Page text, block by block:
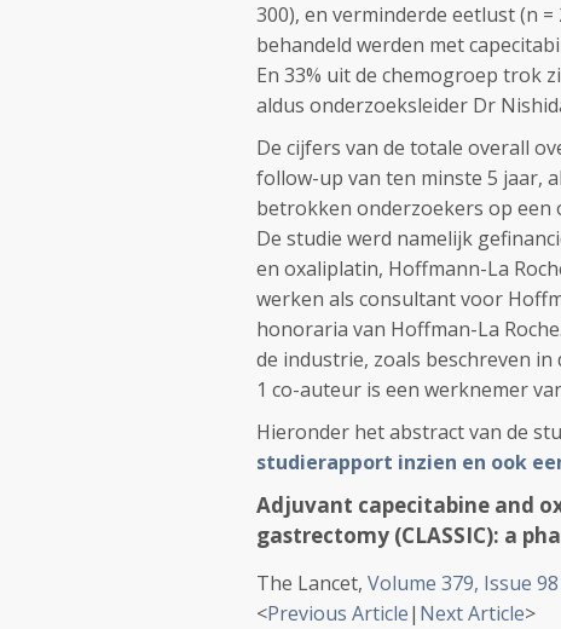
300), en verminderde eetlust (n
behandeld werden met
En 33% uit de chemogroep trok
aldus onderzoeksleider Dr
De cijfers van de totale overall
follow-up van ten minste 5 jaar,
betrokken onderzoekers op een
De studie werd namelijk
en oxaliplatin, Hoffmann-La
werken als consultant voor
honoraria van Hoffman-La
de industrie, zoals beschreven in
1 co-auteur is een werknemer
Hieronder het abstract van de
studierapport inzien en ook
Adjuvant capecitabine and
gastrectomy (CLASSIC): a
The Lancet, Volume 379, Issue
<Previous Article| Next Article>